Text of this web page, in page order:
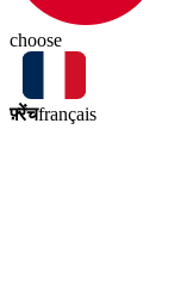
choose
फ़्रेंचfrançais